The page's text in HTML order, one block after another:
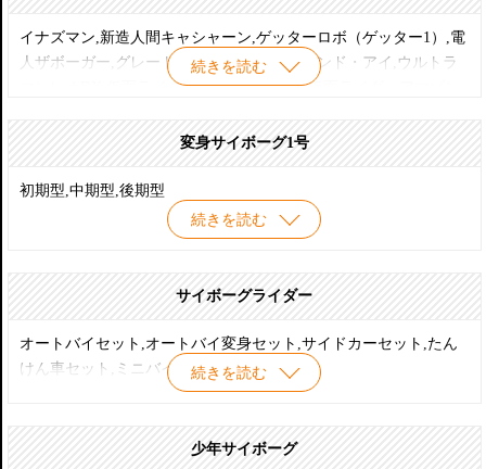
続きを読む
イナズマン,新造人間キャシャーン,ゲッターロボ（ゲッター1）,電
人ザボーガー,グレートマジンガー,ダイヤモンド・アイ,ウルトラ
マンレオDX,仮面ライダーX,マッハバロン,仮面ライダーアマゾン
変身サイボーグ1号
続きを読む
初期型,中期型,後期型
サイボーグライダー
続きを読む
オートバイセット,オートバイ変身セット,サイドカーセット,たん
けん車セット,ミニバイクセット
少年サイボーグ